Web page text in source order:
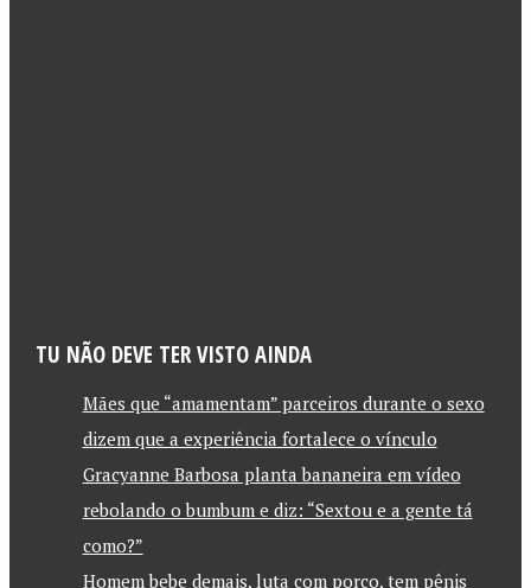
TU NÃO DEVE TER VISTO AINDA
Mães que “amamentam” parceiros durante o sexo
dizem que a experiência fortalece o vínculo
Gracyanne Barbosa planta bananeira em vídeo
rebolando o bumbum e diz: “Sextou e a gente tá
como?”
Homem bebe demais, luta com porco, tem pênis